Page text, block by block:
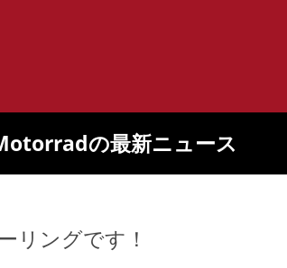
の最新ニュース
リングです！